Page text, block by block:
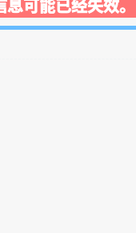
可能已经失效。